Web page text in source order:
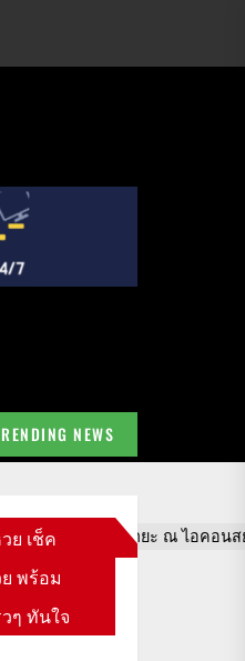
NEWS
น 4 สยาม ทาคาชิมายะ ณ ไอคอนส
ย เช็ค
พร้อม
ๆ ทันใจ